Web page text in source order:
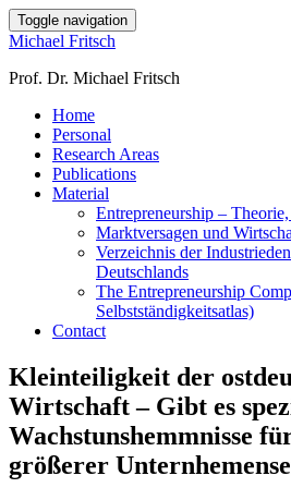
Toggle navigation
Michael Fritsch
Prof. Dr. Michael Fritsch
Home
Personal
Research Areas
Publications
Material
Entrepreneurship –
Marktversagen und
Verzeichnis der
Deutschlands
The Entrepreneurship
Selbstständigkeitsatlas)
Contact
Kleinteiligkeit der
Wirtschaft – Gibt es
Wachstunshemmnisse
größerer